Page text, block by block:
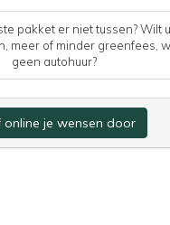
pakket er niet tussen? Wilt
meer of minder greenfees,
geen autohuur?
online je wensen door